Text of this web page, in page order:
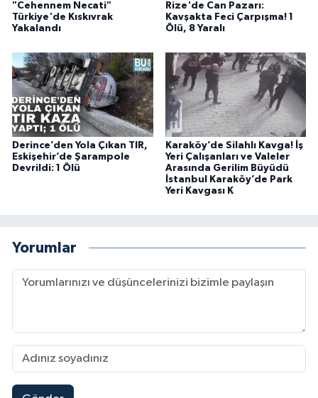
"Cehennem Necati"
Türkiye'de Kıskıvrak
Yakalandı
Rize'de Can Pazarı:
Kavşakta Feci Çarpışma! 1
Ölü, 8 Yaralı
Derince’den Yola Çıkan TIR,
Eskişehir’de Şarampole
Devrildi: 1 Ölü
Karaköy’de Silahlı Kavga! İş
Yeri Çalışanları ve Valeler
Arasında Gerilim Büyüdü
İstanbul Karaköy’de Park
Yeri Kavgası K
Yorumlar